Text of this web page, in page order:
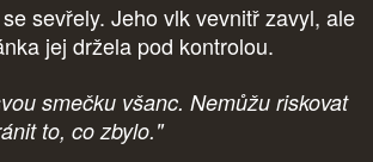
sevřely. Jeho vlk vevnitř zavyl, ale
jej držela pod kontrolou.
smečku všanc. Nemůžu riskovat
to, co zbylo."